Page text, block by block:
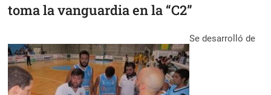
toma la vanguardia en la “C2”
Se desarrolló de